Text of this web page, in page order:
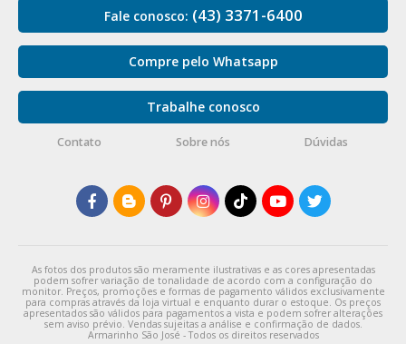
Fale conosco: (43) 3371-6400
Compre pelo Whatsapp
Trabalhe conosco
Contato Sobre nós Dúvidas
As fotos dos produtos são meramente ilustrativas e as cores apresentadas
podem sofrer variação de tonalidade de acordo com a configuração do
monitor. Preços, promoções e formas de pagamento válidos exclusivamente
para compras através da loja virtual e enquanto durar o estoque. Os preços
apresentados são válidos para pagamentos a vista e podem sofrer alterações
sem aviso prévio. Vendas sujeitas a análise e confirmação de dados.
Armarinho São José - Todos os direitos reservados